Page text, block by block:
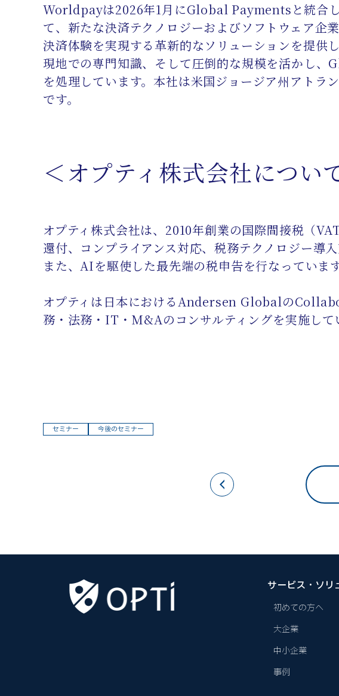
Worldpayは2026年1月にGlobal Paymentsと統合
て、新たな決済テクノロジーおよびソフトウェア企
決済体験を実現する革新的なソリューションを提供
現地での専門知識、そして圧倒的な規模を活かし
を処理しています。本社は米国ジョージア州アト
です。
＜オプティ株式会社につい
オプティ株式会社は、2010年創業の国際間接税（
還付、コンプライアンス対応、税務テクノロジー導
また、AIを駆使した最先端の税申告を行なっています
オプティは日本におけるAndersen Globalの
務・法務・IT・M&Aのコンサルティングを実施して
セミナー 今後のセミナー
サービス・ソリ
初めての方へ
大企業
中小企業
事例